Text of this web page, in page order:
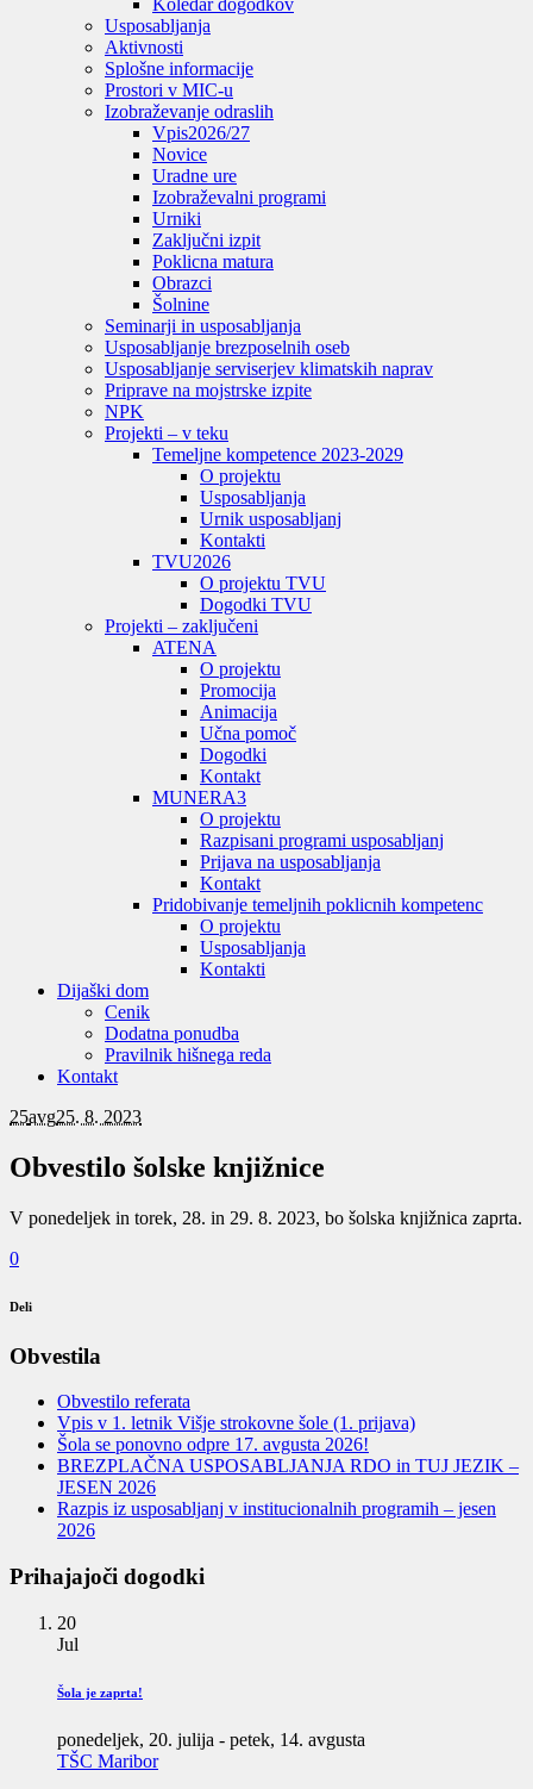
Koledar dogodkov
Usposabljanja
Aktivnosti
Splošne informacije
Prostori v MIC-u
Izobraževanje odraslih
Vpis2026/27
Novice
Uradne ure
Izobraževalni programi
Urniki
Zaključni izpit
Poklicna matura
Obrazci
Šolnine
Seminarji in usposabljanja
Usposabljanje brezposelnih oseb
Usposabljanje serviserjev klimatskih naprav
Priprave na mojstrske izpite
NPK
Projekti – v teku
Temeljne kompetence 2023-2029
O projektu
Usposabljanja
Urnik usposabljanj
Kontakti
TVU2026
O projektu TVU
Dogodki TVU
Projekti – zaključeni
ATENA
O projektu
Promocija
Animacija
Učna pomoč
Dogodki
Kontakt
MUNERA3
O projektu
Razpisani programi usposabljanj
Prijava na usposabljanja
Kontakt
Pridobivanje temeljnih poklicnih kompetenc
O projektu
Usposabljanja
Kontakti
Dijaški dom
Cenik
Dodatna ponudba
Pravilnik hišnega reda
Kontakt
25avg25. 8. 2023
Obvestilo šolske knjižnice
V ponedeljek in torek, 28. in 29. 8. 2023, bo šolska knjižnica zaprta.
0
Deli
Obvestila
Obvestilo referata
Vpis v 1. letnik Višje strokovne šole (1. prijava)
Šola se ponovno odpre 17. avgusta 2026!
BREZPLAČNA USPOSABLJANJA RDO in TUJ JEZIK –
JESEN 2026
Razpis iz usposabljanj v institucionalnih programih – jesen
2026
Prihajajoči dogodki
20
Jul
Šola je zaprta!
ponedeljek, 20. julija - petek, 14. avgusta
TŠC Maribor